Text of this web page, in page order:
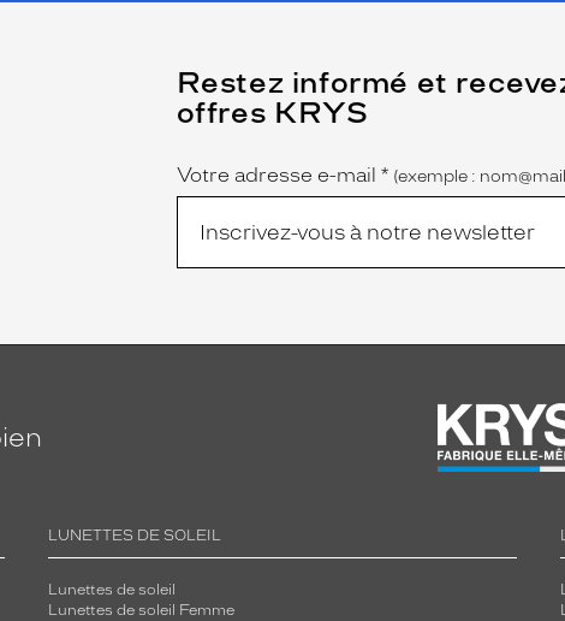
Restez informé et
offres KRYS
Name
Votre adresse e-mail *
(Ce
champ
est
obligatoire)
(exemple :
LUNETTES DE SOLEIL
Lunettes de soleil
Lunettes de soleil Femme